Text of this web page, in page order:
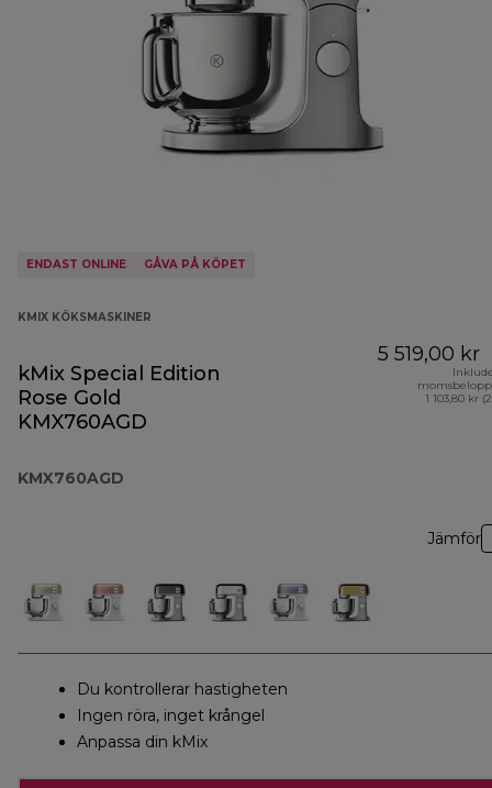
ENDAST ONLINE GÅVA PÅ KÖPET
KMIX KÖKSMASKINER
kMix Special Edition
Rose Gold
KMX760AGD
KMX760AGD
5 519,00 kr
1 103,80 kr
Jämför
Du kontrollerar hastigheten
Ingen röra, inget krångel
Anpassa din kMix